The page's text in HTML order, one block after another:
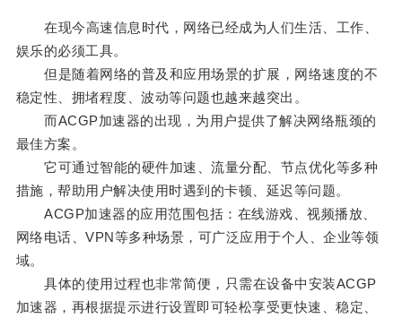
在现今高速信息时代，网络已经成为人们生活、工作、
娱乐的必须工具。
但是随着网络的普及和应用场景的扩展，网络速度的不
稳定性、拥堵程度、波动等问题也越来越突出。
而ACGP加速器的出现，为用户提供了解决网络瓶颈的
最佳方案。
它可通过智能的硬件加速、流量分配、节点优化等多种
措施，帮助用户解决使用时遇到的卡顿、延迟等问题。
ACGP加速器的应用范围包括：在线游戏、视频播放、
网络电话、VPN等多种场景，可广泛应用于个人、企业等领
域。
具体的使用过程也非常简便，只需在设备中安装ACGP
加速器，再根据提示进行设置即可轻松享受更快速、稳定、